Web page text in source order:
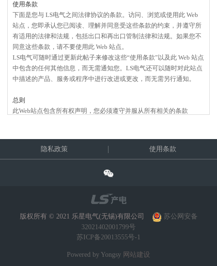
使用条款
下面是您与 LS电气之间法律协议的条款。访问、浏览或使用此 Web
站点，您即承认您已阅读、理解并同意受这些条款的约束，并遵守所
有适用的法律和法规，包括出口和再出口管制法律和法规。如果您不
同意这些条款，请不要使用此 Web 站点。
LS电气可随时通过更新此帖子来修改这些“使用条款”以及此 Web 站点
中包含的任何其他信息，而无需通知您。LS电气还可以随时对此站点
中描述的产品、服务或程序中进行改进或更改，而无需另行通知。
总则
此Web站点包含所有权声明，您必须遵守并服从所有相关的条款
您的计算机上为了您个人使用而非商业性使用此 Web 站点的目的访问
显示的内容，完整地保留所有的版权、商标和其他专有权声明并且您
定。尽管有上述规定，可从此站点下载、访问或进行其他使用的任何
如果您未遵守此站点上的条款、条件和声明，则授予您的任何权利将
自动终止，而无需事先通知，并且您必须立即销毁您所拥有或掌握的
所有已下载资料副本。除了前一段中的有限许可权，LS电气不授予您
暗含的权利或许可。您不得在另一个 Web 站点或任何其他介质中设置
隐私政策 使用条款
版权所有 © 2021 乐星电气(无锡)有限公司
苏公网安备
32021402001799号
苏ICP备20013555号-1
Powered by Yongsy 网站建设